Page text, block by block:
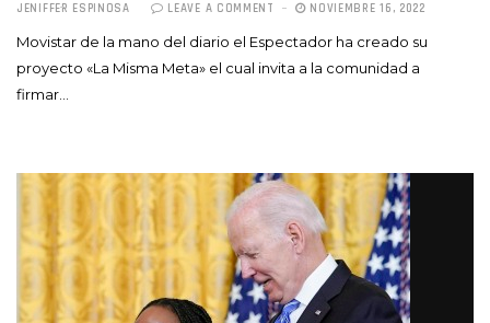
JENIFFER ESPINOSA LEAVE A COMMENT NOVIEMBRE 16, 2022
Movistar de la mano del diario el Espectador ha creado su
proyecto «La Misma Meta» el cual invita a la comunidad a
firmar…